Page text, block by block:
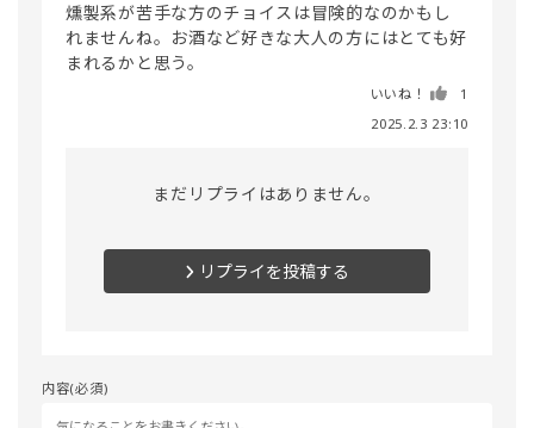
燻製系が苦手な方のチョイスは冒険的なのかもし
れませんね。お酒など好きな大人の方にはとても好
まれるかと思う。
いいね！
1
2025.2.3 23:10
まだリプライはありません。
リプライを投稿する
内容(必須)